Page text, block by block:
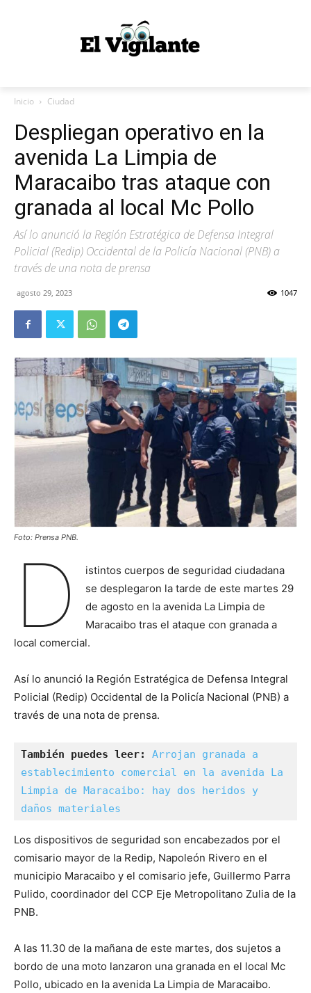
Inicio Ciudad
Despliegan operativo en la
avenida La Limpia de
Maracaibo tras ataque con
granada al local Mc Pollo
Así lo anunció la Región Estratégica de Defensa Integral
Policial (Redip) Occidental de la Policía Nacional (PNB) a
través de una nota de prensa
agosto 29, 2023 1047
Foto: Prensa PNB.
D
istintos cuerpos de seguridad ciudadana
se desplegaron la tarde de este martes 29
de agosto en la avenida La Limpia de
Maracaibo tras el ataque con granada a
local comercial.
Así lo anunció la Región Estratégica de Defensa Integral
Policial (Redip) Occidental de la Policía Nacional (PNB) a
través de una nota de prensa.
También puedes leer: Arrojan granada a
establecimiento comercial en la avenida La
Limpia de Maracaibo: hay dos heridos y
daños materiales
Los dispositivos de seguridad son encabezados por el
comisario mayor de la Redip, Napoleón Rivero en el
municipio Maracaibo y el comisario jefe, Guillermo Parra
Pulido, coordinador del CCP Eje Metropolitano Zulia de la
PNB.
A las 11.30 de la mañana de este martes, dos sujetos a
bordo de una moto lanzaron una granada en el local Mc
Pollo, ubicado en la avenida La Limpia de Maracaibo.